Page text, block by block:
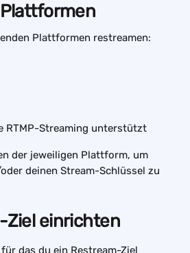
Plattformen restreamen:
RTMP-Streaming unterstützt
der jeweiligen Plattform, um
deinen Stream-Schlüssel zu
Ziel einrichten
für das du ein Restream-Ziel